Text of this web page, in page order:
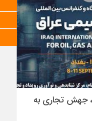
، جهش تجاری به